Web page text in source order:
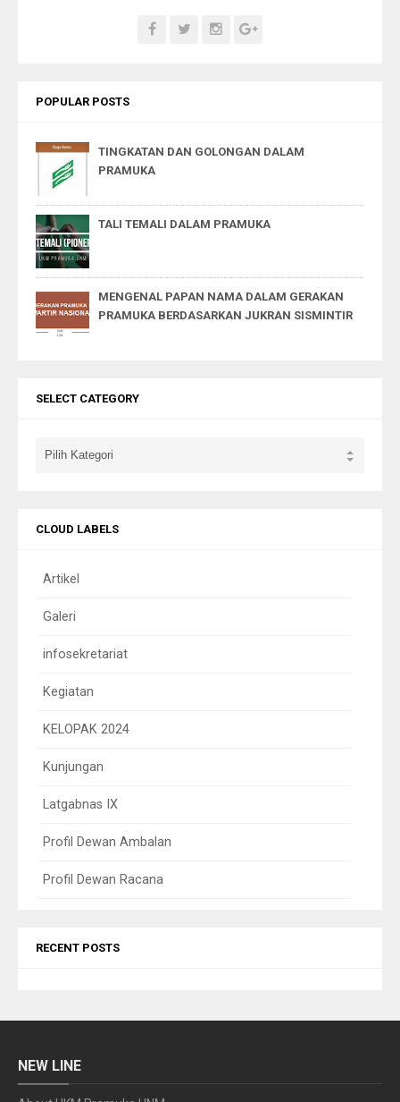
POPULAR POSTS
TINGKATAN DAN GOLONGAN DALAM
PRAMUKA
TALI TEMALI DALAM PRAMUKA
MENGENAL PAPAN NAMA DALAM GERAKAN
PRAMUKA BERDASARKAN JUKRAN SISMINTIR
SELECT CATEGORY
CLOUD LABELS
Artikel
Galeri
infosekretariat
Kegiatan
KELOPAK 2024
Kunjungan
Latgabnas IX
Profil Dewan Ambalan
Profil Dewan Racana
RECENT POSTS
NEW LINE